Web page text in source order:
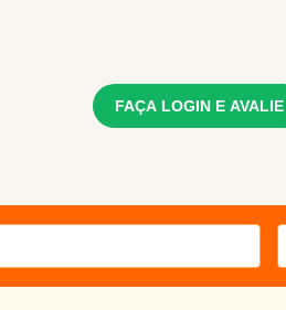
FAÇA LOGIN E AVALIE